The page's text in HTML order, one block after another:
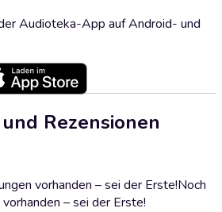
Audioteka-App auf Android- und
Rezensionen
vorhanden – sei der Erste!Noch
– sei der Erste!